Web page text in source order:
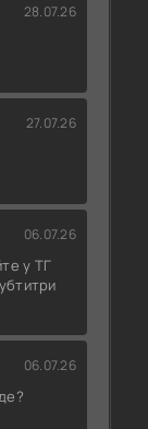
28.07.26
27.07.26
06.07.26
у ТГ
06.07.26